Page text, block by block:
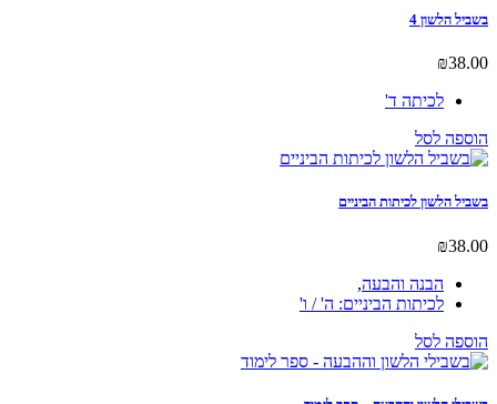
4
₪
לכיתה ד'
לסל
לכיתות הביניים
₪
הבנה והבעה,
לכיתות הביניים: ה' / ו'
לסל